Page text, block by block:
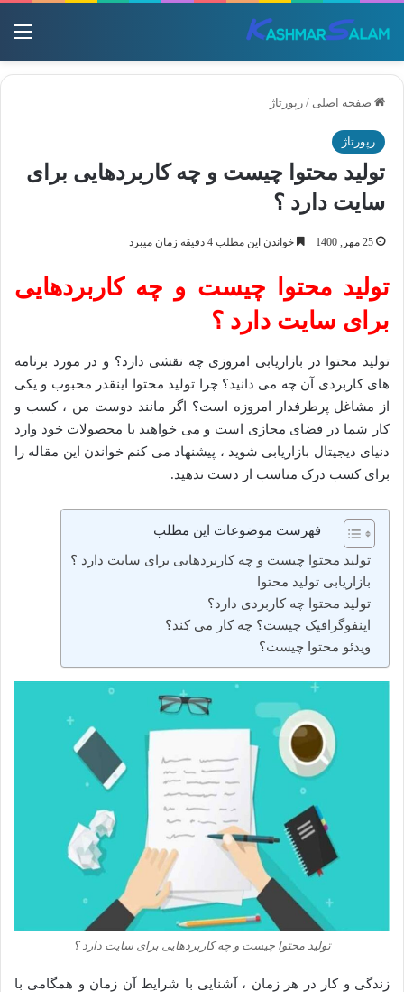
صفحه اصلی / رپورتاژ
رپورتاژ
تولید محتوا چیست و چه کاربردهایی برای
سایت دارد ؟
25 مهر, 1400 خواندن این مطلب 4 دقیقه زمان میبرد
تولید محتوا چیست و چه کاربردهایی
برای سایت دارد ؟
تولید محتوا در بازاریابی امروزی چه نقشی دارد؟ و در مورد برنامه
های کاربردی آن چه می دانید؟ چرا تولید محتوا اینقدر محبوب و یکی
از مشاغل پرطرفدار امروزه است؟ اگر مانند دوست من ، کسب و
کار شما در فضای مجازی است و می خواهید با محصولات خود وارد
دنیای دیجیتال بازاریابی شوید ، پیشنهاد می کنم خواندن این مقاله را
برای کسب درک مناسب از دست ندهید.
فهرست موضوعات این مطلب
تولید محتوا چیست و چه کاربردهایی برای سایت دارد ؟
بازاریابی تولید محتوا
تولید محتوا چه کاربردی دارد؟
اینفوگرافیک چیست؟ چه کار می کند؟
ویدئو محتوا چیست؟
تولید محتوا چیست و چه کاربردهایی برای سایت دارد ؟
زندگی و کار در هر زمان ، آشنایی با شرایط آن زمان و همگامی با